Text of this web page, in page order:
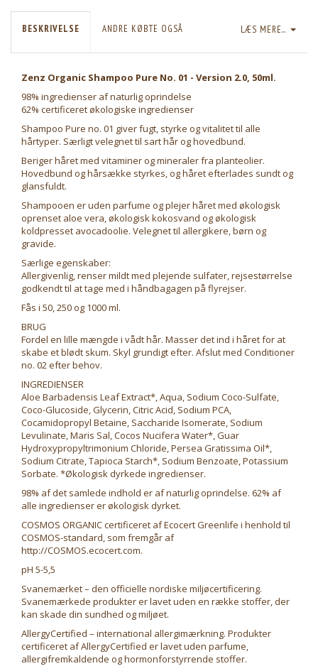
LÆS MERE...
BESKRIVELSE ANDRE KØBTE OGSÅ
Zenz Organic Shampoo Pure No. 01 - Version 2.0, 50ml.
98% ingredienser af naturlig oprindelse
62% certificeret økologiske ingredienser
Shampoo Pure no. 01 giver fugt, styrke og vitalitet til alle
hårtyper. Særligt velegnet til sart hår og hovedbund.
Beriger håret med vitaminer og mineraler fra planteolier.
Hovedbund og hårsække styrkes, og håret efterlades sundt og
glansfuldt.
Shampooen er uden parfume og plejer håret med økologisk
oprenset aloe vera, økologisk kokosvand og økologisk
koldpresset avocadoolie. Velegnet til allergikere, børn og
gravide.
Særlige egenskaber:
Allergivenlig, renser mildt med plejende sulfater, rejsestørrelse
godkendt til at tage med i håndbagagen på flyrejser.
Fås i 50, 250 og 1000 ml.
BRUG
Fordel en lille mængde i vådt hår. Masser det ind i håret for at
skabe et blødt skum. Skyl grundigt efter. Afslut med Conditioner
no. 02 efter behov.
INGREDIENSER
Aloe Barbadensis Leaf Extract*, Aqua, Sodium Coco-Sulfate,
Coco-Glucoside, Glycerin, Citric Acid, Sodium PCA,
Cocamidopropyl Betaine, Saccharide Isomerate, Sodium
Levulinate, Maris Sal, Cocos Nucifera Water*, Guar
Hydroxypropyltrimonium Chloride, Persea Gratissima Oil*,
Sodium Citrate, Tapioca Starch*, Sodium Benzoate, Potassium
Sorbate. *Økologisk dyrkede ingredienser.
98% af det samlede indhold er af naturlig oprindelse. 62% af
alle ingredienser er økologisk dyrket.
COSMOS ORGANIC certificeret af Ecocert Greenlife i henhold til
COSMOS-standard, som fremgår af
http://COSMOS.ecocert.com.
pH 5-5,5
Svanemærket – den officielle nordiske miljøcertificering.
Svanemærkede produkter er lavet uden en række stoffer, der
kan skade din sundhed og miljøet.
AllergyCertified – international allergimærkning. Produkter
certificeret af AllergyCertified er lavet uden parfume,
allergifremkaldende og hormonforstyrrende stoffer.